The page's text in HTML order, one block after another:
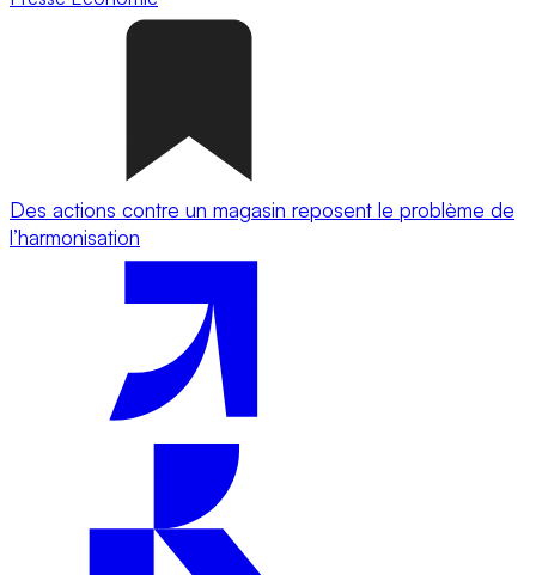
Des actions contre un magasin reposent le problème de
l’harmonisation